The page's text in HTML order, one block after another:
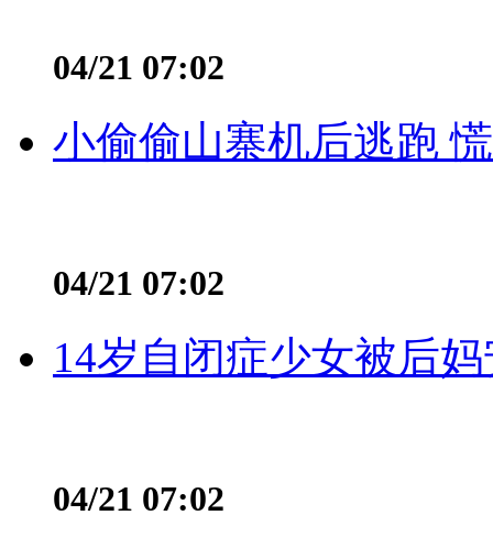
04/21 07:02
小偷偷山寨机后逃跑
04/21 07:02
14岁自闭症少女被后
04/21 07:02